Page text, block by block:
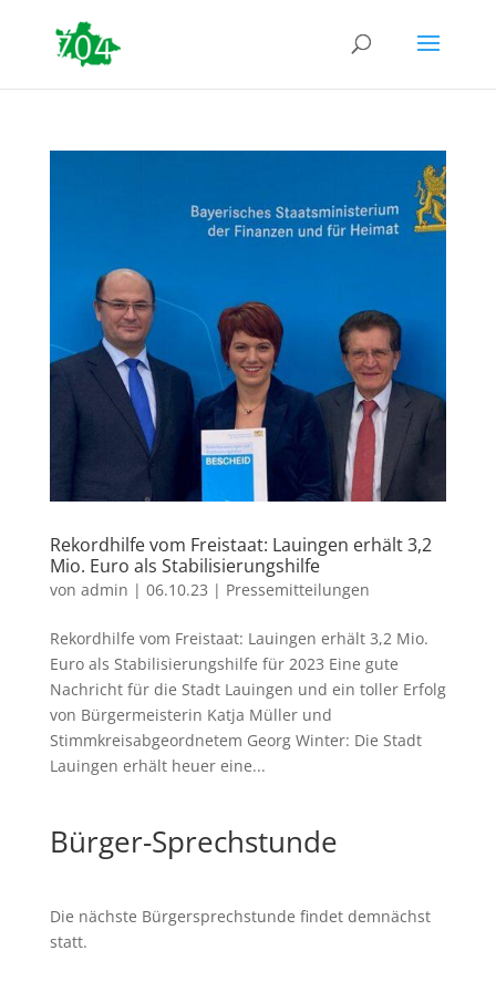
Rekordhilfe vom Freistaat: Lauingen erhält 3,2
Mio. Euro als Stabilisierungshilfe
von admin | 06.10.23 | Pressemitteilungen
Rekordhilfe vom Freistaat: Lauingen erhält 3,2 Mio.
Euro als Stabilisierungshilfe für 2023 Eine gute
Nachricht für die Stadt Lauingen und ein toller Erfolg
von Bürgermeisterin Katja Müller und
Stimmkreisabgeordnetem Georg Winter: Die Stadt
Lauingen erhält heuer eine...
Bürger-Sprechstunde
Die nächste Bürgersprechstunde findet demnächst
statt.